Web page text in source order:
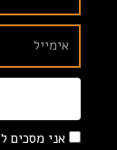
אני מסכים ל